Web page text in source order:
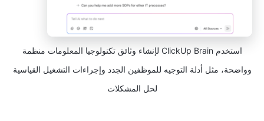
استخدم ClickUp Brain لإنشاء وثائق تكنولوجيا المعلومات منظمة
وواضحة، مثل أدلة التوجيه للموظفين الجدد وإجراءات التشغيل القياسية
لحل المشكلات